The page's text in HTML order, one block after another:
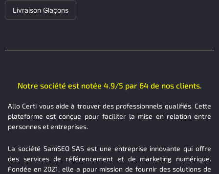
Livraison Glaçons
Notre société est notée 4.9/5 par 64 de nos clients.
Allo Certi vous aide à trouver des professionnels qualifiés. Cette
plateforme est conçue pour faciliter la mise en relation entre
personnes et entreprises.
La société SamSEO SAS est une entreprise innovante qui offre
des services de référencement et de marketing numérique.
Fondée en 2021, elle a pour mission de fournir des solutions de